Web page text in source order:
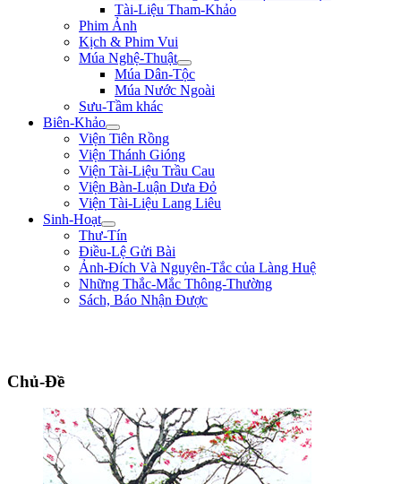
Tài-Liệu Tham-Khảo
Phim Ảnh
Kịch & Phim Vui
Múa Nghệ-Thuật
Múa Dân-Tộc
Múa Nước Ngoài
Sưu-Tầm khác
Biên-Khảo
Viện Tiên Rồng
Viện Thánh Gióng
Viện Tài-Liệu Trầu Cau
Viện Bàn-Luận Dưa Đỏ
Viện Tài-Liệu Lang Liêu
Sinh-Hoạt
Thư-Tín
Điều-Lệ Gửi Bài
Ảnh-Đích Và Nguyên-Tắc của Làng Huệ
Những Thắc-Mắc Thông-Thường
Sách, Báo Nhận Được
Chủ-Đề